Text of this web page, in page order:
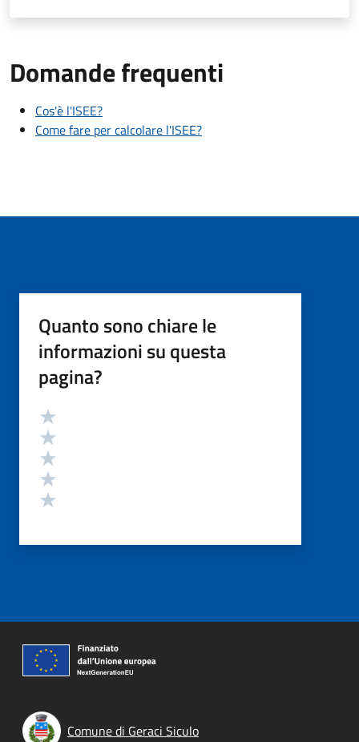
Domande frequenti
Cos'è l'ISEE?
Come fare per calcolare l'ISEE?
Quanto sono chiare le
informazioni su questa
pagina?
Valutazione
Comune di Geraci Siculo